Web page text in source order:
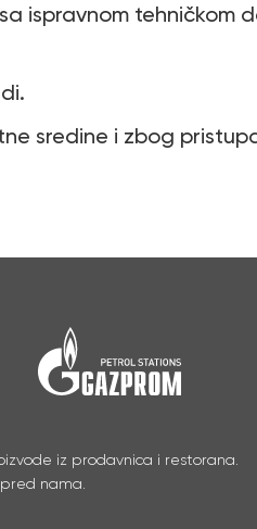
ispravnom tehničkom
sredine i zbog
iz prodavnica i restorana.
nama.